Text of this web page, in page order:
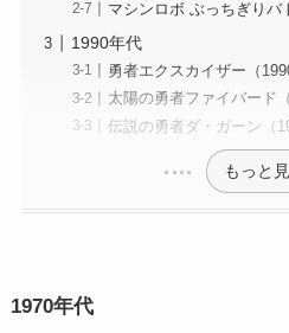
マシンロボ ぶっちぎりバ
1990年代
勇者エクスカイザー（
太陽の勇者ファイバード
伝説の勇者ダ・ガーン（
もっと
1970年代